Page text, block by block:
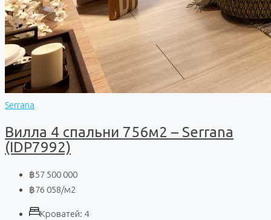
Serrana
Вилла 4 спальни 756м2 – Serrana
(IDP7992)
฿57 500 000
฿76 058/м2
Кроватей: 4